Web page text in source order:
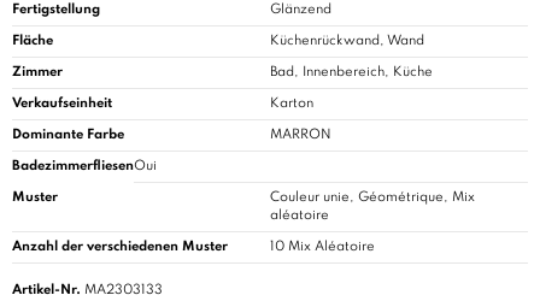
Fertigstellung Glänzend
Fläche Küchenrückwand, Wand
Zimmer Bad, Innenbereich, Küche
Verkaufseinheit Karton
Dominante Farbe MARRON
BadezimmerfliesenOui
Muster
Couleur unie, Géométrique, Mix
aléatoire
Anzahl der verschiedenen Muster 10 Mix Aléatoire
Artikel-Nr. MA2303133